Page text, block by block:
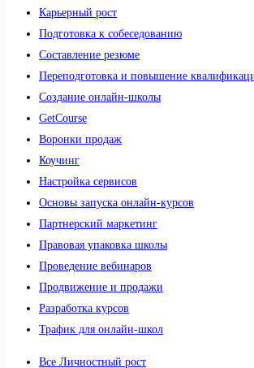
Карьерный рост
Подготовка к собеседованию
Составление резюме
Переподготовка и повышение
Создание онлайн-школы
GetCourse
Воронки продаж
Коучинг
Настройка сервисов
Основы запуска онлайн-курсов
Партнерский маркетинг
Правовая упаковка школы
Проведение вебинаров
Продвижение и продажи
Разработка курсов
Трафик для онлайн-школ
Все Личностный рост